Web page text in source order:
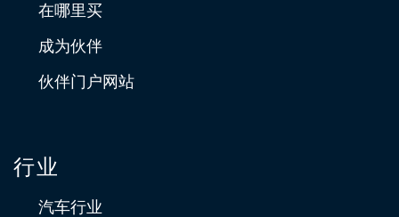
在哪里买
成为伙伴
伙伴门户网站
行业
汽车行业